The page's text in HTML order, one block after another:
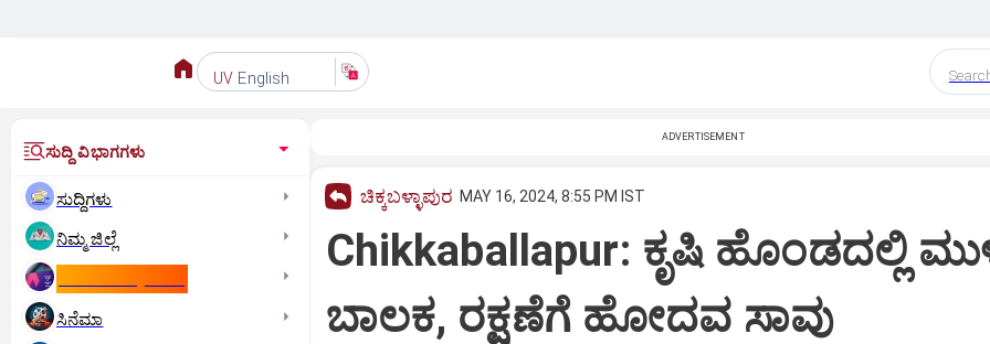
UV English
ಸುದ್ದಿ ವಿಭಾಗಗಳು
ಸುದ್ದಿಗಳು
ನಿಮ್ಮ ಜಿಲ್ಲೆ
ಸಿನೆಮಾ
ADVERTISEMENT
ಚಿಕ್ಕಬಳ್ಳಾಪುರ MAY 16, 2024, 8:55 PM IST
Chikkaballapur: ಕೃಷಿ ಹೊಂಡದಲ್ಲಿ
ಬಾಲಕ, ರಕ್ಷಣೆಗೆ ಹೋದವ ಸಾವು